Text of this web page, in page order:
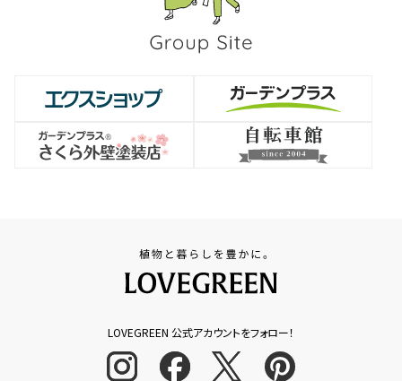
LOVEGREEN 公式アカウントをフォロー！